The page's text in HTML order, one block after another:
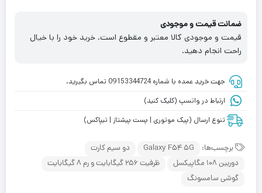
ضمانت قیمت و موجودی
قیمت و موجودی کالا معتبر و مقطوع است. خرید خود را با خیال
راحت انجام دهید.
جهت خرید عمده با شماره 09153344724 تماس بگیرید.
ارتباط در واتسپ (کلیک کنید)
تنوع ارسال (پیک موتوری | پست پیشتاز | تیپاکس)
برچسب‌ها: Galaxy F54 5G
دو سیم کارت
دوربین 108 مگاپیکسل
ظرفیت 256 گیگابایت و رم 8 گیگابایت
گوشی سامسونگ